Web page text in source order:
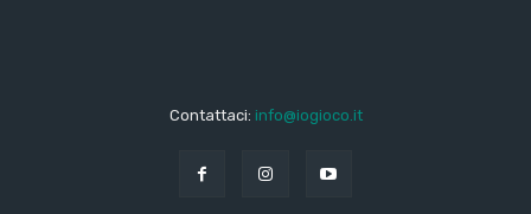
Contattaci: info@iogioco.it